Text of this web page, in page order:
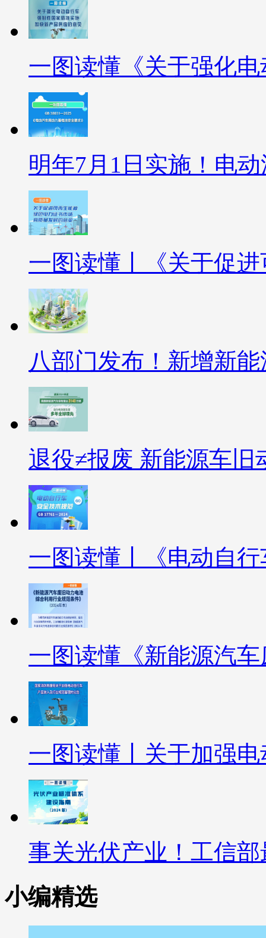
一图读懂《关于强化
明年7月1日实施！电
一图读懂丨《关于促
八部门发布！新增新
退役≠报废 新能源车旧
一图读懂丨《电动自
一图读懂《新能源汽
一图读懂丨关于加强
事关光伏产业！工信
小编精选